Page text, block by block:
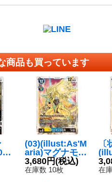
商品も買っています
(03)(illust:As'M
aria)マグナモン
X抗体【SEC】
{BT16-102}
3,680円(税込)
在庫数 10枚
a)
抗
在